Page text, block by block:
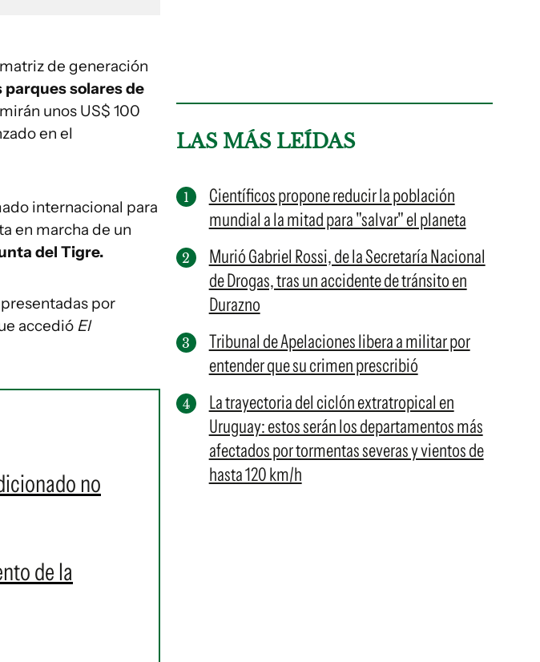
de generación
solares de
unos US$ 100
en el
internacional para
en marcha de un
del Tigre.
por
accedió El
no
de la
LAS MÁS LEÍDAS
Científicos propone reducir la población
mundial a la mitad para "salvar" el planeta
Murió Gabriel Rossi, de la Secretaría Nacional
de Drogas, tras un accidente de tránsito en
Durazno
Tribunal de Apelaciones libera a militar por
entender que su crimen prescribió
La trayectoria del ciclón extratropical en
Uruguay: estos serán los departamentos más
afectados por tormentas severas y vientos de
hasta 120 km/h